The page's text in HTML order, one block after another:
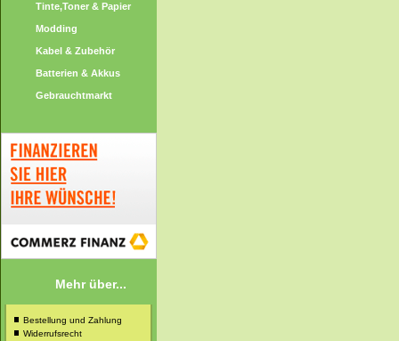
Tinte,Toner & Papier
Modding
Kabel & Zubehör
Batterien & Akkus
Gebrauchtmarkt
Mehr über...
Bestellung und Zahlung
Widerrufsrecht